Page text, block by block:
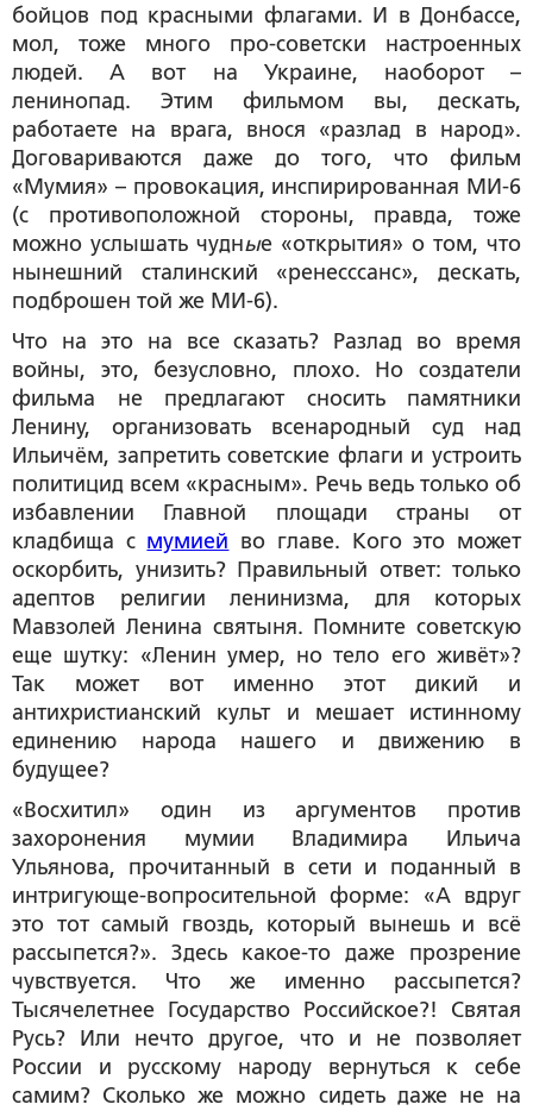
бойцов под красными флагами. И в Донбассе,
мол, тоже много про-советски настроенных
людей. А вот на Украине, наоборот –
ленинопад. Этим фильмом вы, дескать,
работаете на врага, внося «разлад в народ».
Договариваются даже до того, что фильм
«Мумия» – провокация, инспирированная МИ-6
(с противоположной стороны, правда, тоже
можно услышать чудные «открытия» о том, что
нынешний сталинский «ренесссанс», дескать,
подброшен той же МИ-6).
Что на это на все сказать? Разлад во время
войны, это, безусловно, плохо. Но создатели
фильма не предлагают сносить памятники
Ленину, организовать всенародный суд над
Ильичём, запретить советские флаги и устроить
политицид всем «красным». Речь ведь только об
избавлении Главной площади страны от
кладбища с мумией во главе. Кого это может
оскорбить, унизить? Правильный ответ: только
адептов религии ленинизма, для которых
Мавзолей Ленина святыня. Помните советскую
еще шутку: «Ленин умер, но тело его живёт»?
Так может вот именно этот дикий и
антихристианский культ и мешает истинному
единению народа нашего и движению в
будущее?
«Восхитил» один из аргументов против
захоронения мумии Владимира Ильича
Ульянова, прочитанный в сети и поданный в
интригующе-вопросительной форме: «А вдруг
это тот самый гвоздь, который вынешь и всё
рассыпется?». Здесь какое-то даже прозрение
чувствуется. Что же именно рассыпется?
Тысячелетнее Государство Российское?! Святая
Русь? Или нечто другое, что и не позволяет
России и русскому народу вернуться к себе
самим? Сколько же можно сидеть даже не на